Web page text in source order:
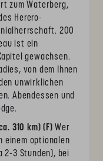
zum Waterberg,
Herero-
200
ist ein
gewachsen.
von dem Ihnen
unwirklichen
Abendessen und
310 km) (F) Wer
einem optionalen
2-3 Stunden), bei